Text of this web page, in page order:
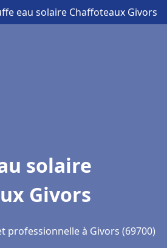
eau solaire Chaffoteaux Givors
solaire
Givors
professionnelle à Givors (69700)